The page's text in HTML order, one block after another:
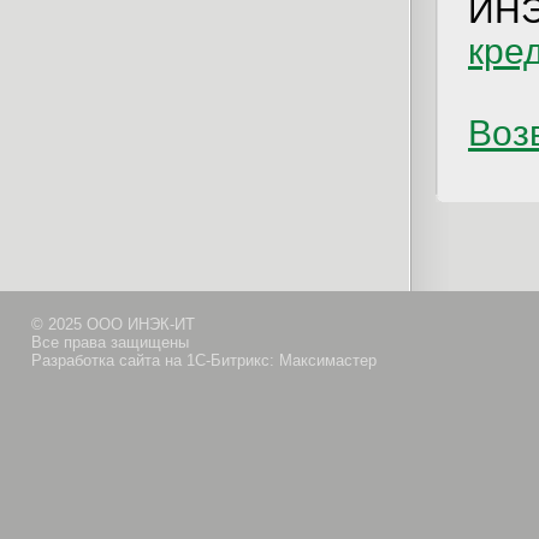
© 2025 ООО ИНЭК-ИТ
Все права защищены
Разработка сайта на 1С-Битрикс: Максимастер